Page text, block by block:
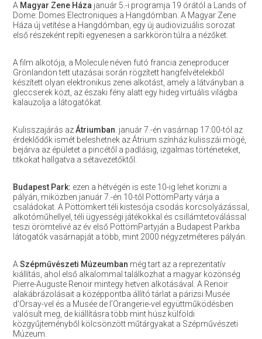
A Magyar Zene Háza január 5.-i programja 19 órától a Lands of
Dome: Domes Electroniques a Hangdómban. A Magyar Zene
Háza új vetítése a Hangdómban, egy új audiovizuális sorozat
első részeként repíti egyenesen a sarkkörön túlra a nézőket.
A film alkotója, a Molecule néven futó francia zeneproducer
Grönlandon tett utazásai során rögzített hangfelvételekből
készített olyan elektronikus zenei alkotást, amely a látványban a
gleccserek közt, az északi fény alatt egy hideg virtuális világba
kalauzolja a látogatókat.
Kulisszajárás azÁtriumban . január 7.-én vasárnap 17:00-tól az
érdeklődők ismét beleshetnek az Átrium színház kulisszái mögé,
bejárva az épületet a pincétől a padlásig, izgalmas történeteket,
titkokat hallgatva a sétavezetőktől.
Budapest Park: ezen a hétvégén is este 10-ig lehet korizni a
pályán, miközben január 7.-én 10-től PöttömParty várja a
családokat. A Pöttömkert téli kistesója csodás korcsolyázással,
alkotóműhellyel, téli ügyességi játékokkal és csillámtetoválással
teszi örömtelivé az év első PöttömPartyján a Budapest Parkba
látogatók vasárnapját a több, mint 2000 négyzetméteres pályán.
A Szépművészeti Múzeumban még tart az a reprezentatív
kiállítás, ahol első alkalommal találkozhat a magyar közönség
Pierre-Auguste Renoir mintegy hetven alkotásával. A Renoir
alakábrázolásait a középpontba állító tárlat a párizsi Musée
d’Orsay-vel és a Musée de l’Orangerie-vel együttműködésben
valósult meg, de kiállításra több mint húsz külföldi
közgyűjteményből kölcsönzött műtárgyakat a Szépművészeti
Múzeum.